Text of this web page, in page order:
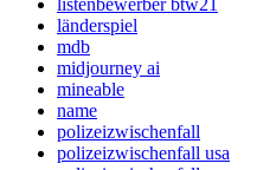
länderspiel
mdb
midjourney ai
mineable
name
polizeizwischenfall
polizeizwischenfall usa